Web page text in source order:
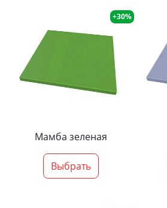
+30%
Мамба зеленая
Выбрать